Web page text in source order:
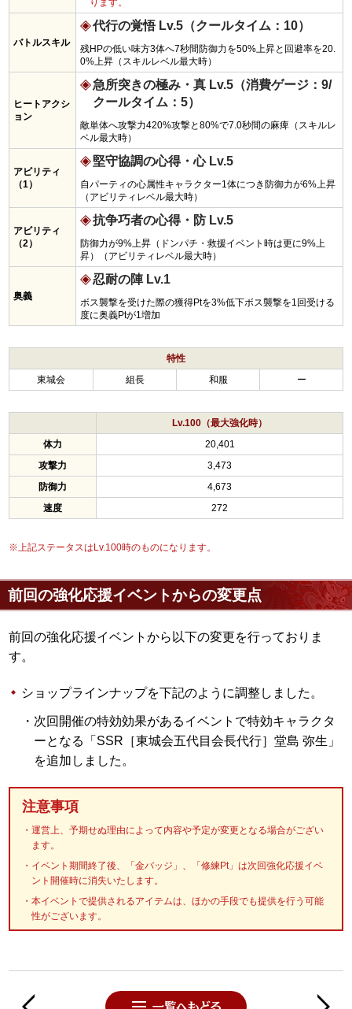
ります。
バトルスキル
代行の覚悟 Lv.5（クールタイム：10）
残HPの低い味方3体へ7秒間防御力を50%上昇と回避率を20.
0%上昇（スキルレベル最大時）
ヒートアクシ
ョン
急所突きの極み・真 Lv.5（消費ゲージ：9/
クールタイム：5）
敵単体へ攻撃力420%攻撃と80%で7.0秒間の麻痺（スキルレ
ベル最大時）
アビリティ
（1）
堅守協調の心得・心 Lv.5
自パーティの心属性キャラクター1体につき防御力が6%上昇
（アビリティレベル最大時）
アビリティ
（2）
抗争巧者の心得・防 Lv.5
防御力が9%上昇（ドンパチ・救援イベント時は更に9%上
昇）（アビリティレベル最大時）
奥義
忍耐の陣 Lv.1
ボス襲撃を受けた際の獲得Ptを3%低下ボス襲撃を1回受ける
度に奥義Ptが1増加
特性
東城会
組長 和服 ー
Lv.100（最大強化時）
体力
20,401
攻撃力
3,473
防御力
4,673
速度
272
※上記ステータスはLv.100時のものになります。
前回の強化応援イベントからの変更点
前回の強化応援イベントから以下の変更を行っておりま
す。
ショップラインナップを下記のように調整しました。
次回開催の特効効果があるイベントで特効キャラクタ
ーとなる「SSR［東城会五代目会長代行］堂島 弥生」
を追加しました。
注意事項
運営上、予期せぬ理由によって内容や予定が変更となる場合がござい
ます。
イベント期間終了後、「金バッジ」、「修練Pt」は次回強化応援イベ
ント開催時に消失いたします。
本イベントで提供されるアイテムは、ほかの手段でも提供を行う可能
性がございます。